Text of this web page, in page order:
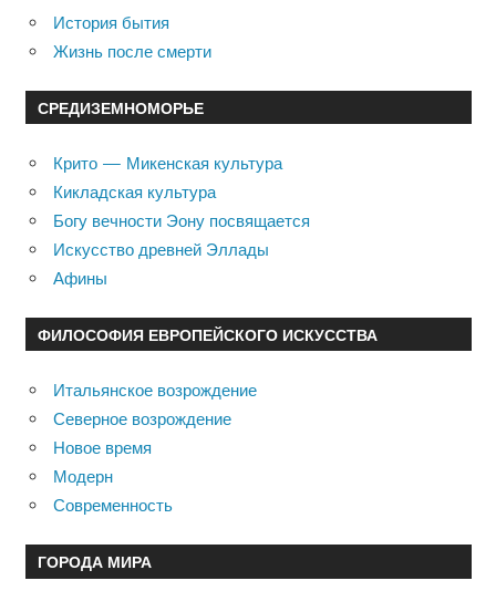
История бытия
Жизнь после смерти
СРЕДИЗЕМНОМОРЬЕ
Крито — Микенская культура
Кикладская культура
Богу вечности Эону посвящается
Искусство древней Эллады
Афины
ФИЛОСОФИЯ ЕВРОПЕЙСКОГО ИСКУССТВА
Итальянское возрождение
Северное возрождение
Новое время
Модерн
Современность
ГОРОДА МИРА